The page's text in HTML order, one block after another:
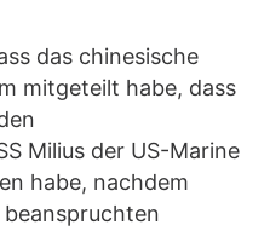
das chinesische
mitgeteilt habe, dass
Milius der US-Marine
habe, nachdem